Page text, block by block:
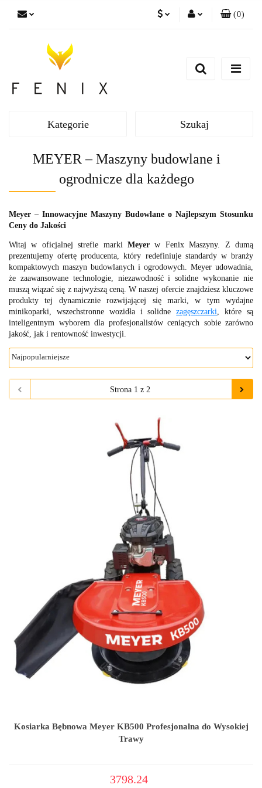
Zarejestruj się
(0)
Kategorie Szukaj
MEYER – Maszyny budowlane i
ogrodnicze dla każdego
Meyer – Innowacyjne Maszyny Budowlane o Najlepszym Stosunku
Ceny do Jakości
Witaj w oficjalnej strefie marki Meyer w Fenix Maszyny. Z dumą
prezentujemy ofertę producenta, który redefiniuje standardy w branży
kompaktowych maszyn budowlanych i ogrodowych. Meyer udowadnia,
że zaawansowane technologie, niezawodność i solidne wykonanie nie
muszą wiązać się z najwyższą ceną. W naszej ofercie znajdziesz kluczowe
produkty tej dynamicznie rozwijającej się marki, w tym wydajne
minikoparki, wszechstronne wozidła i solidnezagęszczarki, które są
inteligentnym wyborem dla profesjonalistów ceniących sobie zarówno
jakość, jak i rentowność inwestycji.
Kosiarka Bębnowa Meyer KB500 Profesjonalna do Wysokiej
Trawy
3798.24